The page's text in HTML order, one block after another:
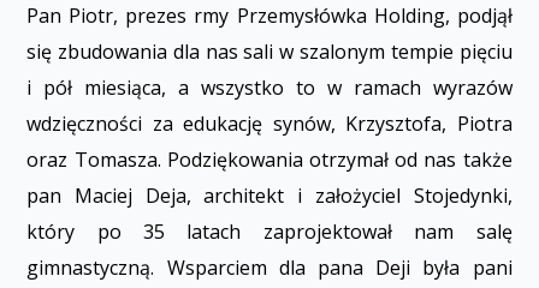
Pan Piotr, prezes firmy Przemysłówka Holding, podjął
się zbudowania dla nas sali w szalonym tempie pięciu
i pół miesiąca, a wszystko to w ramach wyrazów
wdzięczności za edukację synów, Krzysztofa, Piotra
oraz Tomasza. Podziękowania otrzymał od nas także
pan Maciej Deja, architekt i założyciel Stojedynki,
który po 35 latach zaprojektował nam salę
gimnastyczną. Wsparciem dla pana Deji była pani